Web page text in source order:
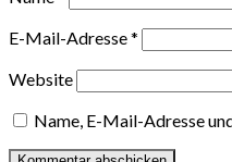
E-Mail-Adresse*
Website
Name, E-Mail-Adresse